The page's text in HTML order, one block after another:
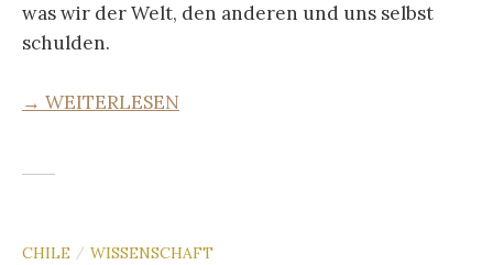
was wir der Welt, den anderen und uns selbst
schulden.
→ WEITERLESEN
CHILE / WISSENSCHAFT